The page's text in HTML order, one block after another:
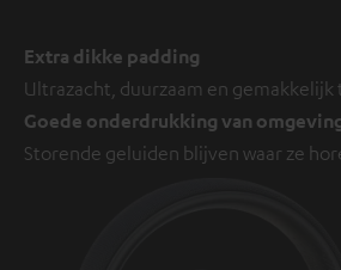
Extra dikke padding
Ultrazacht, duurzaam en gemakkelijk
Goede onderdrukking van
Storende geluiden blijven waar ze